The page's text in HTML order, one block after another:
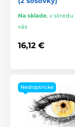
Na sklade, v stredu
vás
16,12 €
Nedioptrické